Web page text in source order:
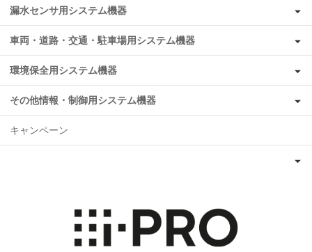
漏水センサ用システム機器
車両・道路・交通・駐車場用システム機器
環境保全用システム機器
その他情報・制御用システム機器
キャンペーン